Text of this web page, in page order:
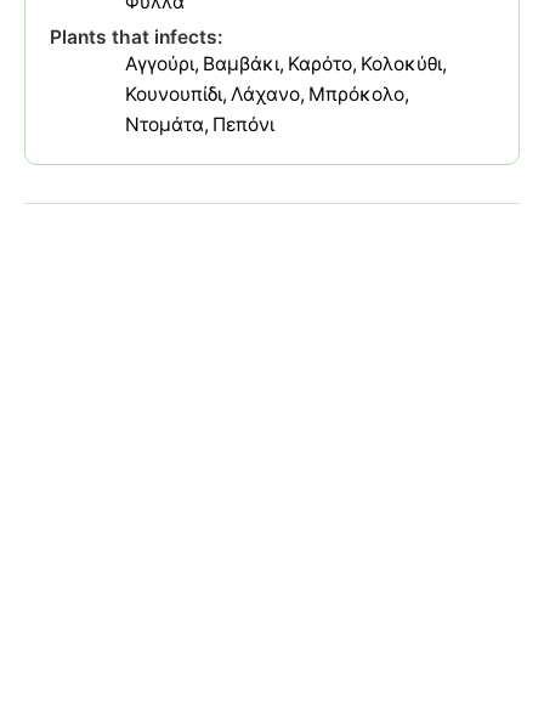
Plants that infects:
Αγγούρι Βαμβάκι Καρότο Κολοκύθι
Κουνουπίδι Λάχανο Μπρόκολο
Ντομάτα Πεπόνι